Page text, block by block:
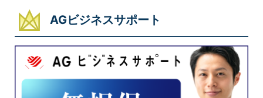
AGビジネスサポート